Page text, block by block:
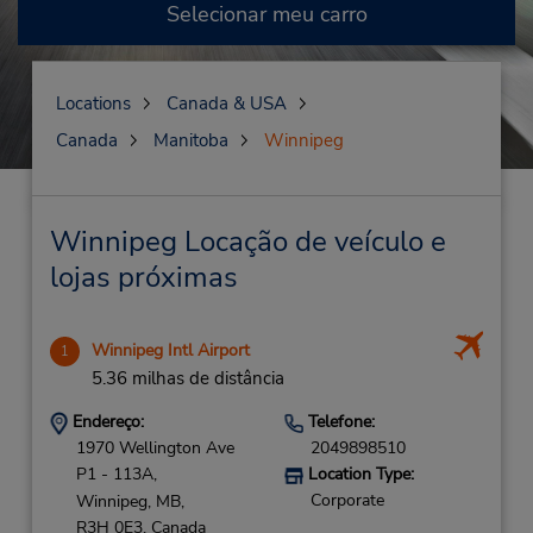
Selecionar meu carro
Locations
Canada & USA
Canada
Manitoba Winnipeg
Winnipeg Locação de veículo e
lojas próximas
1 Winnipeg Intl Airport
5.36 milhas de distância
Endereço:
1970 Wellington Ave
P1 - 113A,
Winnipeg, MB,
R3H 0E3, Canada
Telefone:
2049898510
Location Type:
Corporate